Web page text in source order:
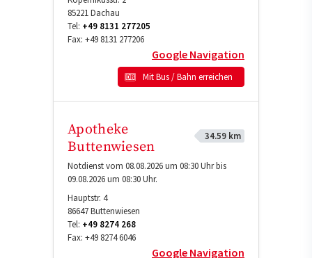
85221Dachau
Tel: +49 8131 277205
Fax: +49 8131 277206
Google Navigation
Mit Bus / Bahn erreichen
Apotheke
Buttenwiesen
34.59 km
Notdienst vom 08.08.2026 um 08:30 Uhr bis
09.08.2026 um 08:30 Uhr.
Hauptstr. 4
86647Buttenwiesen
Tel: +49 8274 268
Fax: +49 8274 6046
Google Navigation